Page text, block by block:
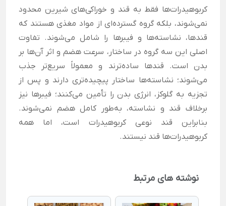
کربوهیدرات‌ها فقط به قند و خوراکی‌های شیرین محدود
نمی‌شوند، بلکه گروه گسترده‌ای از مواد مغذی هستند که
قندها، نشاسته‌ها و فیبرها را شامل می‌شوند. تفاوت
اصلی این سه گروه در ساختار، سرعت هضم و اثر آن‌ها بر
بدن است. قندها ساده‌ترند و معمولاً سریع‌تر جذب
می‌شوند؛ نشاسته‌ها ساختار پیچیده‌تری دارند و پس از
تجزیه به گلوکز، انرژی بدن را تأمین می‌کنند؛ فیبرها نیز
برخلاف قند و نشاسته، به‌طور کامل هضم نمی‌شوند.
بنابراین قند نوعی کربوهیدرات است، اما همه
کربوهیدرات‌ها قند نیستند.
نوشته های مرتبط